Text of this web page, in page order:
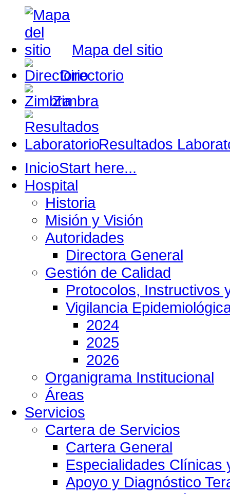
Mapa del sitio
Directorio
Zimbra
Resultados
InicioStart here...
Hospital
Historia
Misión y Visión
Autoridades
Directora General
Gestión de Calidad
Protocolos, Instructivos
Vigilancia
2024
2025
2026
Organigrama Institucional
Áreas
Servicios
Cartera de Servicios
Cartera General
Especialidades Clínicas
Apoyo y Diagnóstico